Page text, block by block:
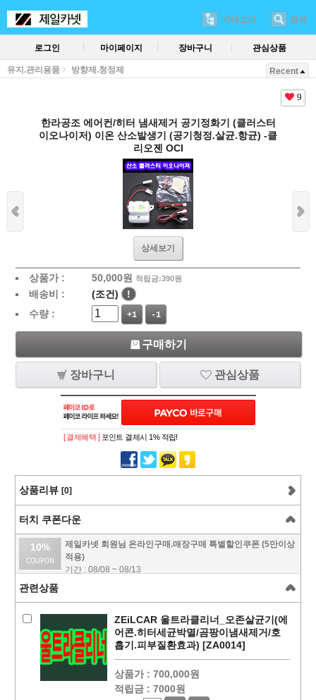
카테고리 검색
로그인 마이페이지 장바구니 관심상품
유지.관리용품 방향제.청정제 Recent
9
한라공조 에어컨/히터 냄새제거 공기정화기 (클러스터
이오나이저) 이온 산소발생기 (공기청정.살균.항균) -클
리오젠 OCI
상세보기
상품가 : 50,000원 적립금:390원
배송비 : (조건)
!
수량 :
+1 -1
구매하기
장바구니 관심상품
[ 결제혜택 ] 포인트 결제시 1% 적립!
상품리뷰 [0]
터치 쿠폰다운
10%
제일카넷 회원님 온라인구매.매장구매 특별할인쿠폰 (5만이상
적용)
기간 : 08/08 ~ 08/13
관련상품
ZEiLCAR 울트라클리너_오존살균기(에
어콘.히터세균박멸/곰팡이냄새제거/호
흡기.피부질환효과) [ZA0014]
상품가 : 700,000원
적립금 : 7000원